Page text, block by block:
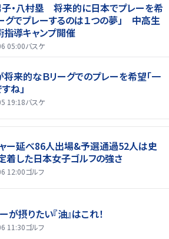
子・八村塁 将来的に日本でプレーを希
グでプレーするのは１つの夢」 中高生
導キャンプ開催
05:00バスケ
来的なＢリーグでのプレーを希望「一
ね」
19:18バスケ
ー延べ86人出場&予選通過52人は史
着した日本女子ゴルフの強さ
12:00ゴルフ
が摂りたい『油』はこれ！
11:30ゴルフ